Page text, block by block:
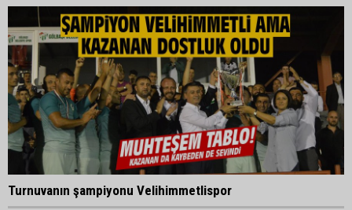
Turnuvanın şampiyonu Velihimmetlispor